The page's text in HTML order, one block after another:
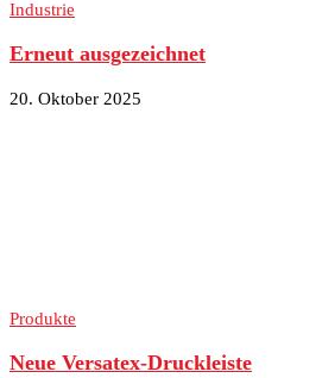
Industrie
Erneut ausgezeichnet
20. Oktober 2025
Produkte
Neue Versatex-Druckleiste